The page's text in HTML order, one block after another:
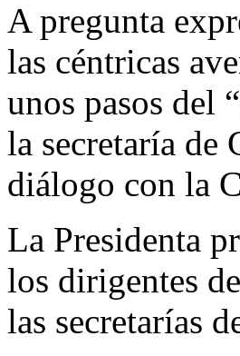
A pregunta
las céntricas
unos pasos del
la secretaría de
diálogo con la
La Presidenta
los dirigentes
las secretarías